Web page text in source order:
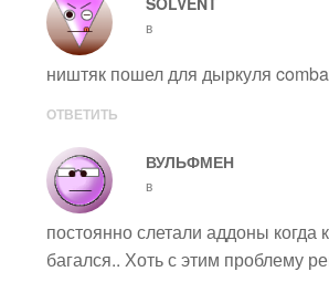
в
ништяк пошел для дыркуля
ОТВЕТИТЬ
ВУЛЬФМЕН
в
постоянно слетали аддоны когда
багался.. Хоть с этим проблему